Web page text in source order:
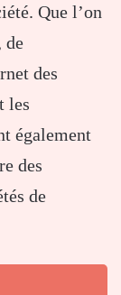
Que l’on
de
des
les
également
des
de